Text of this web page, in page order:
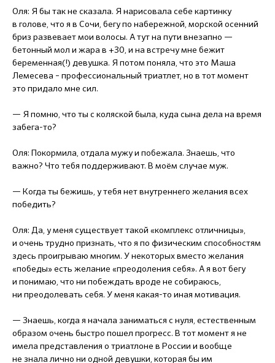
Оля: Я бы так не сказала. Я нарисовала себе картинку
в голове, что я в Сочи, бегу по набережной, морской осенний
бриз развевает мои волосы. А тут на пути внезапно —
бетонный мол и жара в +30, и на встречу мне бежит
беременная(!) девушка. Я потом поняла, что это Маша
Лемесева – профессиональный триатлет, но в тот момент
это придало мне сил.
— Я помню, что ты с коляской была, куда сына дела на время
забега-то?
Оля: Покормила, отдала мужу и побежала. Знаешь, что
важно? Что тебя поддерживают. В моём случае муж.
— Когда ты бежишь, у тебя нет внутреннего желания всех
победить?
Оля: Да, у меня существует такой «комплекс отличницы»,
и очень трудно признать, что я по физическим способностям
здесь проигрываю многим. У некоторых вместо желания
«победы» есть желание «преодоления себя». А я вот бегу
и понимаю, что ни побеждать вроде не собираюсь,
ни преодолевать себя. У меня какая-то иная мотивация.
— Знаешь, когда я начала заниматься с нуля, естественным
образом очень быстро пошел прогресс. В тот момент я не
имела представления о триатлоне в России и вообще
не знала лично ни одной девушки, которая бы им